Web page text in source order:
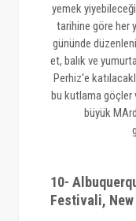
yemek
tarihine göre her
gününde
et, balık ve
Perhiz'e
bu kutlama göçler
büyük
10-
Festivali,